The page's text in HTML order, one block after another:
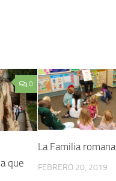
0
que
La Familia romana
FEBRERO 20, 2019